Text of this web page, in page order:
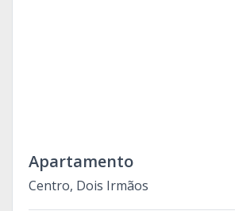
Apartamento
Centro, Dois Irmãos